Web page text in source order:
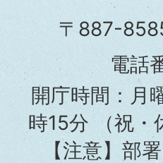
市
役
所
〒887-
電話
開庁時間：月
時15分（祝・
【注意】部